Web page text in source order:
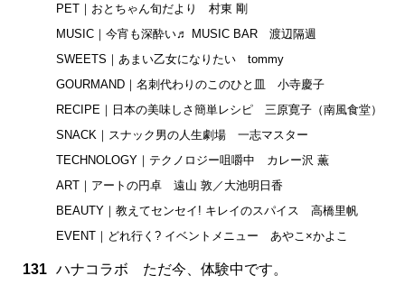
PET｜おとちゃん旬だより 村東 剛
MUSIC｜今宵も深酔い♬ MUSIC BAR 渡辺隔週
SWEETS｜あまい乙女になりたい tommy
GOURMAND｜名刺代わりのこのひと皿 小寺慶子
RECIPE｜日本の美味しさ簡単レシピ 三原寛子（南風食堂）
SNACK｜スナック男の人生劇場 一志マスター
TECHNOLOGY｜テクノロジー咀嚼中 カレー沢 薫
ART｜アートの円卓 遠山 敦／大池明日香
BEAUTY｜教えてセンセイ! キレイのスパイス 高橋里帆
EVENT｜どれ行く? イベントメニュー あやこ×かよこ
131 ハナコラボ ただ今、体験中です。